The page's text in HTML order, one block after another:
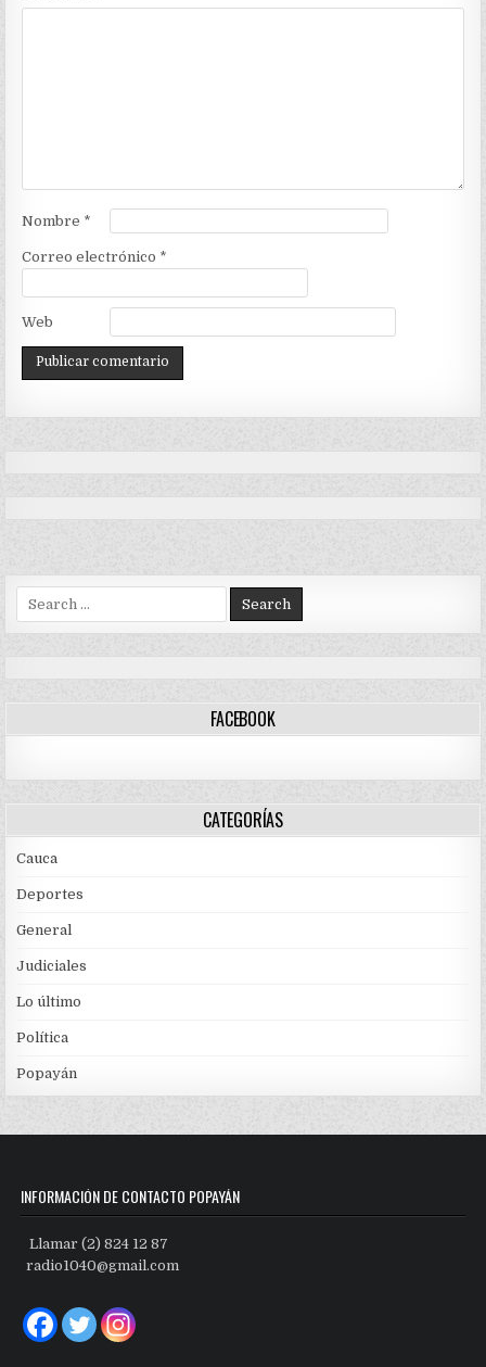
Nombre *
Correo electrónico *
Web
Search
for:
FACEBOOK
CATEGORÍAS
Cauca
Deportes
General
Judiciales
Lo último
Política
Popayán
INFORMACIÓN DE CONTACTO POPAYÁN
Llamar (2) 824 12 87
radio1040@gmail.com